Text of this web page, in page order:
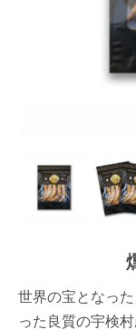
世界の宝となっ
った良質の宇検